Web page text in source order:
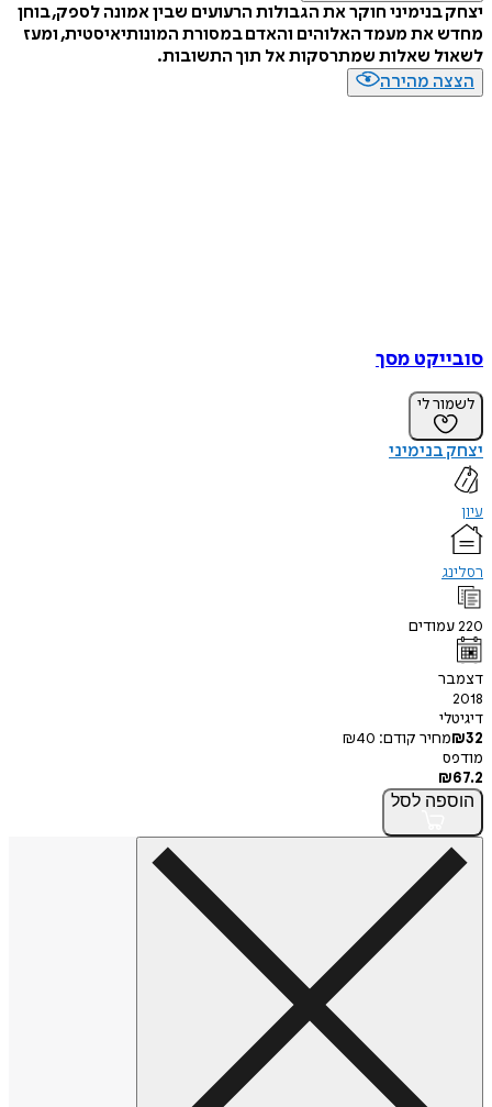
יצחק בנימיני חוקר את הגבולות הרעועים שבין אמונה לספק, בוחן
מחדש את מעמד האלוהים והאדם במסורת המונותיאיסטית, ומעז
לשאול שאלות שמתרסקות אל תוך התשובות.
הצצה מהירה
סובייקט מסך
לשמור לי
יצחק בנימיני
עיון
רסלינג
220עמודים
דצמבר
2018
דיגיטלי
₪32 מחיר קודם: ₪40
מודפס
₪67.2
הוספה לסל